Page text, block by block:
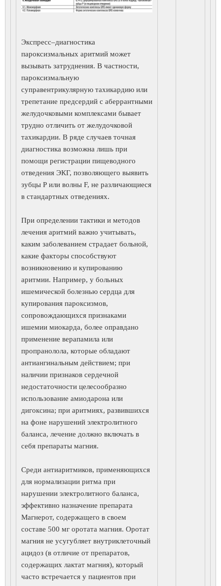
Экспресс–диагностика
пароксизмальных аритмий может
вызывать затруднения. В частности,
пароксизмальную
суправентрикулярную тахикардию или
трепетание предсердий с аберрантными
желудочковыми комплексами бывает
трудно отличить от желудочковой
тахикардии. В ряде случаев точная
диагностика возможна лишь при
помощи регистрации пищеводного
отведения ЭКГ, позволяющего выявить
зубцы Р или волны F, не различающиеся
в стандартных отведениях.
При определении тактики и методов
лечения аритмий важно учитывать,
каким заболеванием страдает больной,
какие факторы способствуют
возникновению и купированию
аритмии. Например, у больных
ишемической болезнью сердца для
купирования пароксизмов,
сопровождающихся признаками
ишемии миокарда, более оправдано
применение верапамила или
пропранолола, которые обладают
антиангинальным действием; при
наличии признаков сердечной
недостаточности целесообразно
использование амиодарона или
дигоксина; при аритмиях, развившихся
на фоне нарушений электролитного
баланса, лечение должно включать в
себя препараты магния.
Среди антиаритмиков, применяющихся
для нормализации ритма при
нарушении электролитного баланса,
эффективно назначение препарата
Магнерот, содержащего в своем
составе 500 мг оротата магния. Оротат
магния не усугубляет внутриклеточный
ацидоз (в отличие от препаратов,
содержащих лактат магния), который
часто встречается у пациентов при